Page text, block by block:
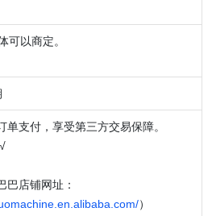
可以商定。
单支付，享受第三方交易保障。
巴店铺网址：
）